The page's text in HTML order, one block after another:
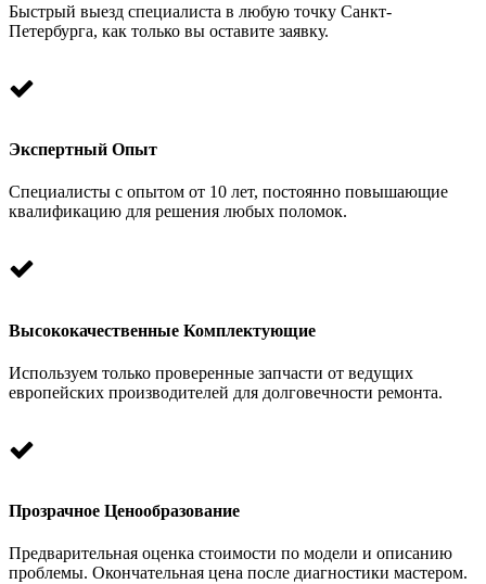
Быстрый выезд специалиста в любую точку Санкт-
Петербурга, как только вы оставите заявку.
Экспертный Опыт
Специалисты с опытом от 10 лет, постоянно повышающие
квалификацию для решения любых поломок.
Высококачественные Комплектующие
Используем только проверенные запчасти от ведущих
европейских производителей для долговечности ремонта.
Прозрачное Ценообразование
Предварительная оценка стоимости по модели и описанию
проблемы. Окончательная цена после диагностики мастером.